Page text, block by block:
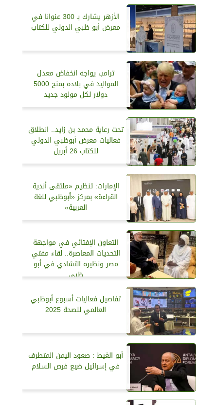
الأزهر يشارك بـ 300 عنوانا في
معرض أبو ظبي الدولي للكتاب
ترامب يواجه انخفاض معدل
المواليد في بلاده بمنح 5000
دولار لكل مولود جديد
تحت رعاية محمد بن زايد.. انطلاق
فعاليات معرض أبوظبي الدولي
للكتاب 26 أبريل
الإمارات: تنظيم «ملتقى أندية
القراءة» بمركز «أبوظبي للغة
العربية»
التعاون الإفتائي في مواجهة
التحديات المعاصرة.. لقاء مفتي
مصر ونظيره التشادي في أبو
ظبي
تفاصيل فعاليات أسبوع أبوظبي
العالمي للصحة 2025
أبو الغيط : صعود اليمن المتطرف
في إسرائيل ضيع فرص السلام